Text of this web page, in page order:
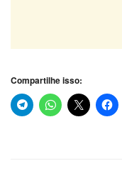
Compartilhe isso: